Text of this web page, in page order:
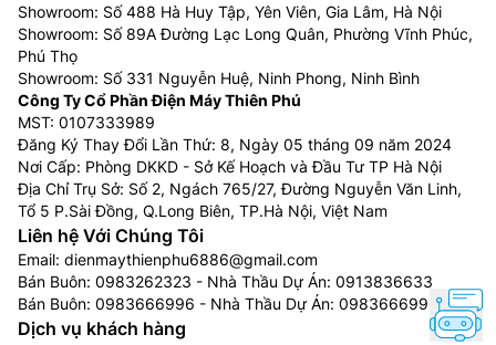
Showroom: Số 488 Hà Huy Tập, Yên Viên, Gia Lâm, Hà Nội
Showroom: Số 89A Đường Lạc Long Quân, Phường Vĩnh Phúc,
Phú Thọ
Showroom: Số 331 Nguyễn Huệ, Ninh Phong, Ninh Bình
Công Ty Cổ Phần Điện Máy Thiên Phú
MST: 0107333989
Đăng Ký Thay Đổi Lần Thứ: 8, Ngày 05 tháng 09 năm 2024
Nơi Cấp: Phòng DKKD - Sở Kế Hoạch và Đầu Tư TP Hà Nội
Địa Chỉ Trụ Sở: Số 2, Ngách 765/27, Đường Nguyễn Văn Linh,
Tổ 5 P.Sài Đồng, Q.Long Biên, TP.Hà Nội, Việt Nam
Liên hệ Với Chúng Tôi
Email: dienmaythienphu6886@gmail.com
Bán Buôn: 0983262323 - Nhà Thầu Dự Án: 0913836633
Bán Buôn: 0983666996 - Nhà Thầu Dự Án: 0983666996
Dịch vụ khách hàng